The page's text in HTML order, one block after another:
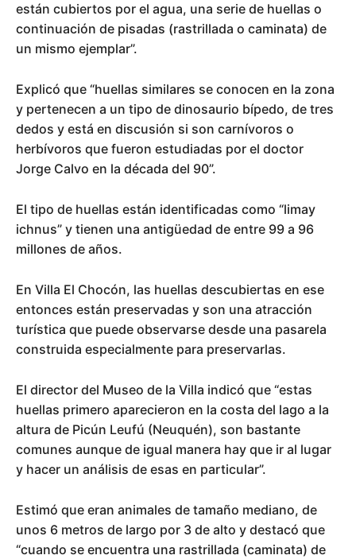
están cubiertos por el agua, una serie de huellas o
continuación de pisadas (rastrillada o caminata) de
un mismo ejemplar”.
Explicó que “huellas similares se conocen en la zona
y pertenecen a un tipo de dinosaurio bípedo, de tres
dedos y está en discusión si son carnívoros o
herbívoros que fueron estudiadas por el doctor
Jorge Calvo en la década del 90”.
El tipo de huellas están identificadas como “limay
ichnus” y tienen una antigüedad de entre 99 a 96
millones de años.
En Villa El Chocón, las huellas descubiertas en ese
entonces están preservadas y son una atracción
turística que puede observarse desde una pasarela
construida especialmente para preservarlas.
El director del Museo de la Villa indicó que “estas
huellas primero aparecieron en la costa del lago a la
altura de Picún Leufú (Neuquén), son bastante
comunes aunque de igual manera hay que ir al lugar
y hacer un análisis de esas en particular”.
Estimó que eran animales de tamaño mediano, de
unos 6 metros de largo por 3 de alto y destacó que
“cuando se encuentra una rastrillada (caminata) de